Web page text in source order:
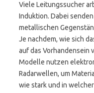
Viele Leitungssucher
Induktion. Dabei
metallischen
Je nachdem, wie sich
auf das Vorhandensein
Modelle nutzen
Radarwellen, um
wie stark und in